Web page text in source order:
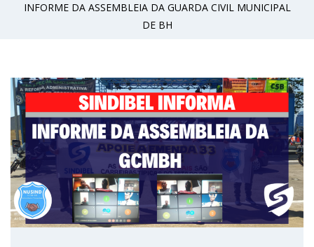
INFORME DA ASSEMBLEIA DA GUARDA CIVIL MUNICIPAL
DE BH